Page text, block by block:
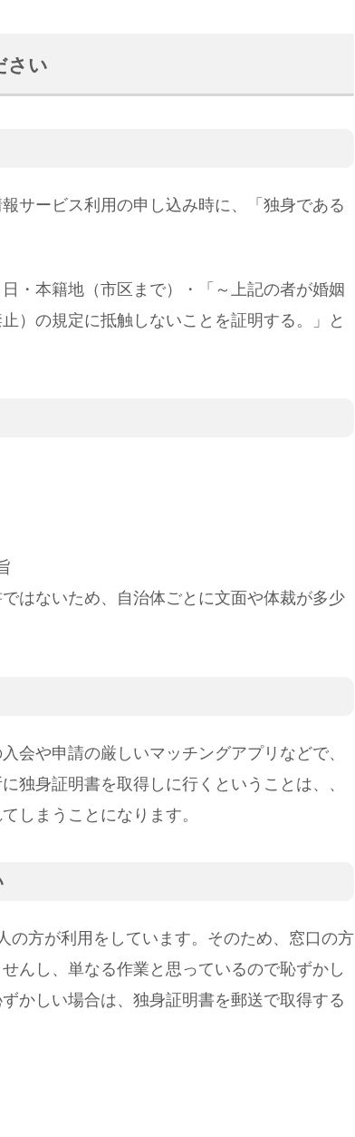
さい
サービス利用の申し込み時に、「独身である
・本籍地（市区まで）・「～上記の者が婚姻
）の規定に抵触しないことを証明する。」と
ないため、自治体ごとに文面や体裁が多少
会や申請の厳しいマッチングアプリなどで、
独身証明書を取得しに行くということは、、
しまうことになります。
方が利用をしています。そのため、窓口の方
んし、単なる作業と思っているので恥ずかし
かしい場合は、独身証明書を郵送で取得する